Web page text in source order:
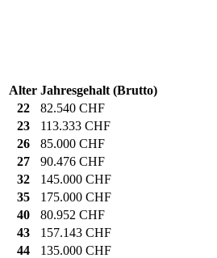
Alter Jahresgehalt (Brutto)
22
82.540 CHF
23
113.333 CHF
26
85.000 CHF
27
90.476 CHF
32
145.000 CHF
35
175.000 CHF
40
80.952 CHF
43
157.143 CHF
44
135.000 CHF